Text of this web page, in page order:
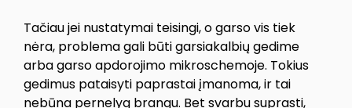
Tačiau jei nustatymai teisingi, o garso vis tiek
nėra, problema gali būti garsiakalbių gedime
arba garso apdorojimo mikroschemoje. Tokius
gedimus pataisyti paprastai įmanoma, ir tai
nebūna pernelyg brangu. Bet svarbu suprasti,